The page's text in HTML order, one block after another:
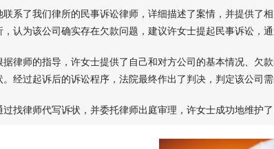
联系了我们律所的民事诉讼律师，详细描述了案情，并提供了
，认为该公司确实存在欠款问题，建议许女士提起民事诉讼，通
据律师的指导，许女士提供了自己和对方公司的基本情况、欠
。经过起诉后的诉讼程序，法院最终作出了判决，判定该公司
过找律师代写诉状，并委托律师出庭审理，许女士成功地维护